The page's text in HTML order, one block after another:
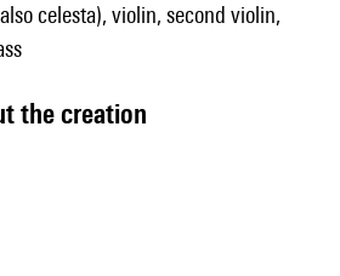
celesta), violin, second violin,
the creation